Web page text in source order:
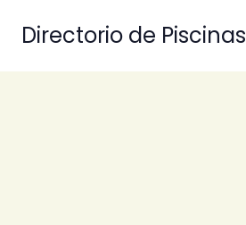
Directorio de Piscinas